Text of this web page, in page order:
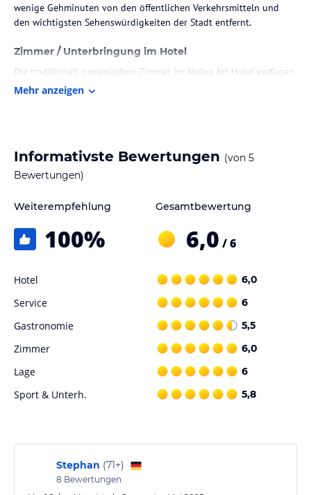
wenige Gehminuten von den öffentlichen Verkehrsmitteln und
den wichtigsten Sehenswürdigkeiten der Stadt entfernt.
Zimmer / Unterbringung im Hotel
Die traditionell osmanischen Zimmer im Atelya Art Hotel verfügen
über Holzböden, handgewebte Teppichböden und traditionelle
Gastronomie im Hotel
Das Hotel serviert täglich ein nahrhaftes Frühstück. Die Bar bietet
Das Hotel verfügt über einen Außenpool, der zur Entspannung
Hinweis:
Verfasst von HolidayCheck mit Hilfe von KI. Alle
Angaben ohne Gewähr. Bitte lies vor der Buchung die
Mehr anzeigen
Informativste Bewertungen (von 5
Bewertungen)
Weiterempfehlung
100%
Gesamtbewertung
6,0 / 6
Hotel 6,0
Service 6
Gastronomie 5,5
Zimmer 6,0
Lage 6
Sport & Unterh. 5,8
Stephan (71+)
8 Bewertungen